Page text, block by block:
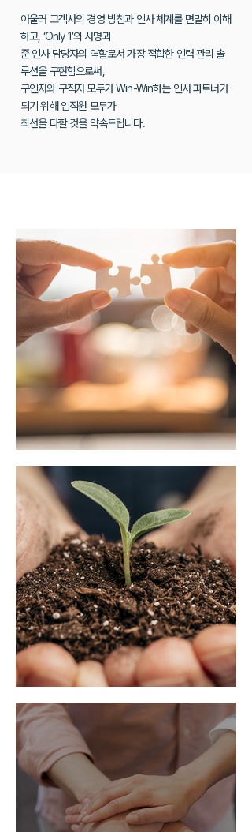
아울러 고객사의 경영 방침과 인사 체계를 면밀히 이해
하고, ‘Only 1’의 사명과
준 인사 담당자의 역할로서 가장 적합한 인력 관리 솔
루션을 구현함으로써,
구인자와 구직자 모두가 Win-Win하는 인사 파트너가
되기 위해 임직원 모두가
최선을 다할 것을 약속드립니다.